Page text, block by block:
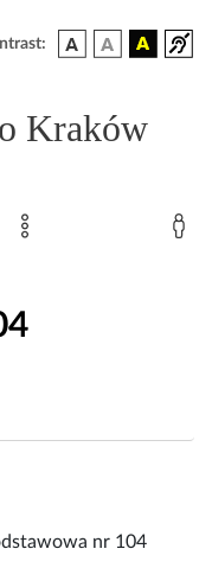
Kraków
nr 104